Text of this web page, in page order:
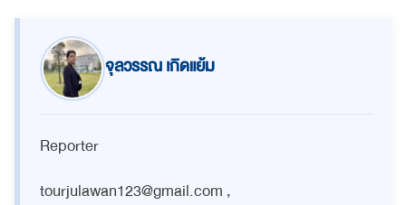
จุลวรรณ เกิดแย้ม
Reporter
tourjulawan123@gmail.com ,